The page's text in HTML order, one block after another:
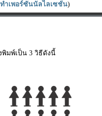
ำเพอร์ซันนัลไลเซชั่น)
มพ์เป็น 3 วิธีดังนี้